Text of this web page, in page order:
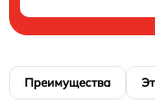
Преимущества